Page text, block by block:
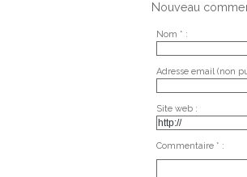
Nouveau
Nom * :
Adresse email (non
Site web :
Commentaire * :